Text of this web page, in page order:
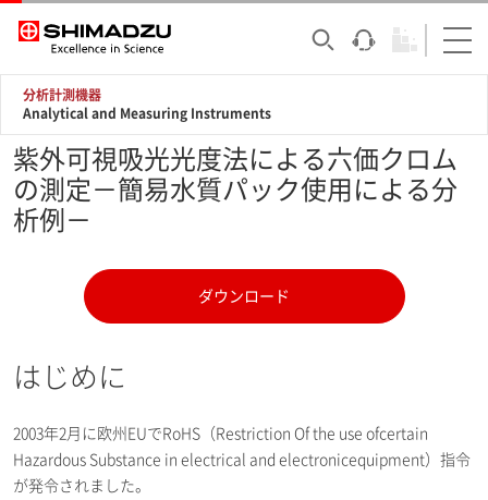
分析計測機器
Analytical and Measuring Instruments
紫外可視吸光光度法による六価クロム
の測定－簡易水質パック使用による分
析例－
ダウンロード
はじめに
2003年2月に欧州EUでRoHS（Restriction Of the use ofcertain
Hazardous Substance in electrical and electronicequipment）指令
が発令されました。